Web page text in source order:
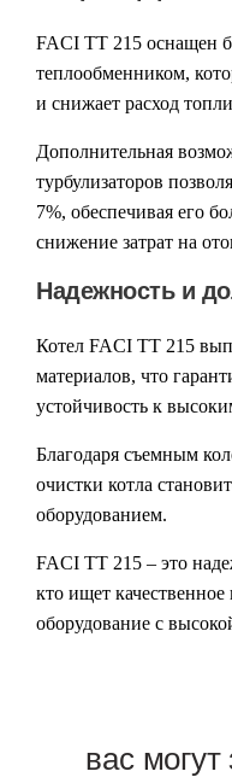
FACI TT 215 оснащен
теплообменником,
и снижает расход
Дополнительная
турбулизаторов
7%, обеспечивая его
снижение затрат на
Надежность и
Котел FACI TT 215
материалов, что
устойчивость к
Благодаря съемным
очистки котла
оборудованием.
FACI TT 215 – это
кто ищет
оборудование с
вас могут